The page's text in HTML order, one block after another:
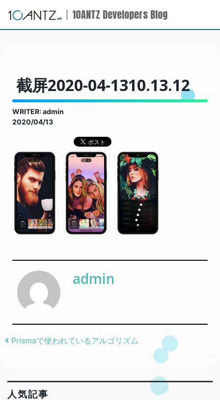
10ANTZ Developers Blog
截屏2020-04-1310.13.12
WRITER: admin
2020/04/13
admin
Post navigation
Prismaで使われているアルゴリズム
人気記事